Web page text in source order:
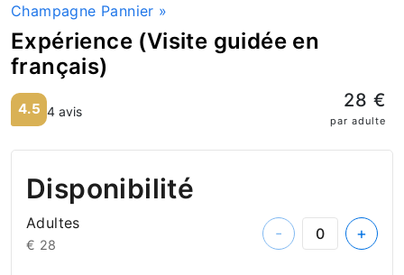
Champagne Pannier »
Expérience (Visite guidée en
français)
4.5 4 avis 28 €
par adulte
Disponibilité
Adultes
€ 28
- +